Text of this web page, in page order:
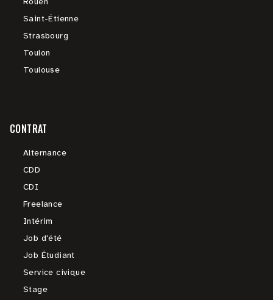
Saint-Étienne
Strasbourg
Toulon
Toulouse
CONTRAT
Alternance
CDD
CDI
Freelance
Intérim
Job d'été
Job Étudiant
Service civique
Stage